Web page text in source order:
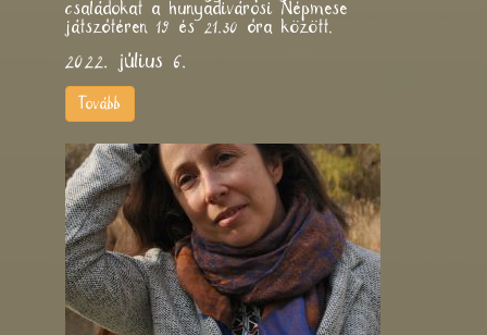
családokat a hunyadivárosi Népmese
játszótéren 19 és 21.30 óra között.
2022. július 6.
Tovább